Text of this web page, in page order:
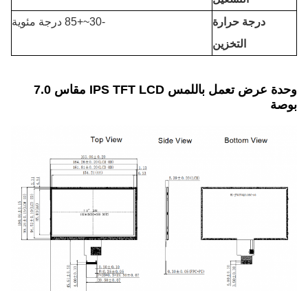
درجة حرارة
التخزين
-30~+85 درجة مئوية
وحدة عرض تعمل باللمس IPS TFT LCD مقاس 7.0
بوصة